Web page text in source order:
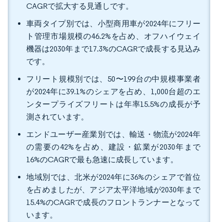
CAGRで拡大する見通しです。
車両タイプ別では、小型商用車が2024年にフリー
ト管理市場規模の46.2%を占め、オフハイウェイ
機器は2030年まで17.3%のCAGRで成長する見込み
です。
フリート規模別では、50〜199台の中規模事業者
が2024年に39.1%のシェアを占め、1,000台超のエ
ンタープライズフリートは年率15.5%の成長が予
測されています。
エンドユーザー産業別では、輸送・物流が2024年
の需要の42%を占め、建設・鉱業が2030年まで
16%のCAGRで最も急速に成長しています。
地域別では、北米が2024年に36%のシェアで首位
を占めましたが、アジア太平洋地域が2030年まで
15.4%のCAGRで成長のフロントランナーとなって
います。